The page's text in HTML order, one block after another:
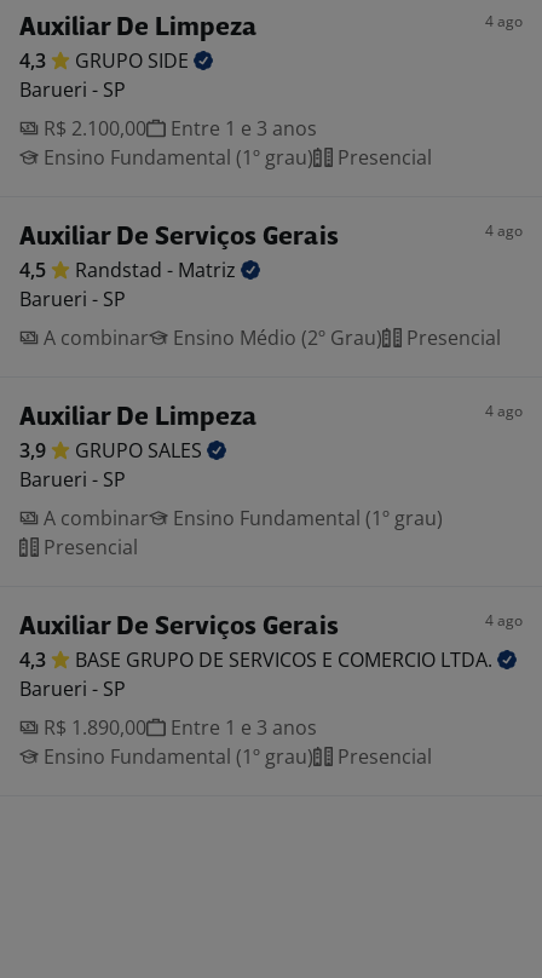
Auxiliar De Limpeza 4 ago
4,3 GRUPO SIDE
Barueri - SP
R$ 2.100,00
Entre 1 e 3 anos
Ensino Fundamental (1º grau)
Presencial
Auxiliar De Serviços Gerais 4 ago
4,5 Randstad - Matriz
Barueri - SP
A combinar
Ensino Médio (2º Grau) Presencial
Auxiliar De Limpeza 4 ago
3,9 GRUPO SALES
Barueri - SP
A combinar
Ensino Fundamental (1º grau)
Presencial
Auxiliar De Serviços Gerais 4 ago
4,3 BASE GRUPO DE SERVICOS E COMERCIO LTDA.
Barueri - SP
R$ 1.890,00
Entre 1 e 3 anos
Ensino Fundamental (1º grau)
Presencial